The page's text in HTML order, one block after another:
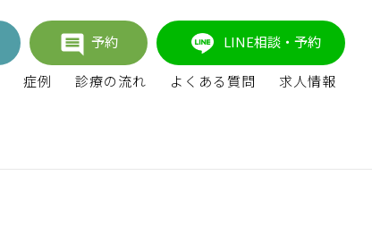
予約 LINE相談・予約
症例 診療の流れ よくある質問 求人情報